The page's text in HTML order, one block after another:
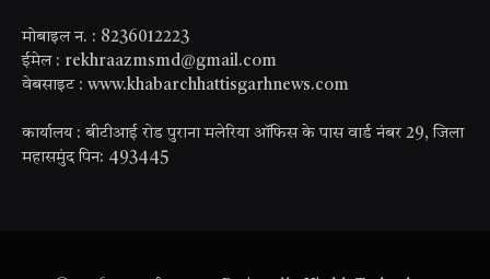
मोबाइल न. : 8236012223
ईमेल : rekhraazmsmd@gmail.com
वेबसाइट : www.khabarchhattisgarhnews.com
कार्यालय : बीटीआई रोड पुराना मलेरिया ऑफिस के पास वार्ड नंबर 29, जिला
महासमुंद पिन: 493445